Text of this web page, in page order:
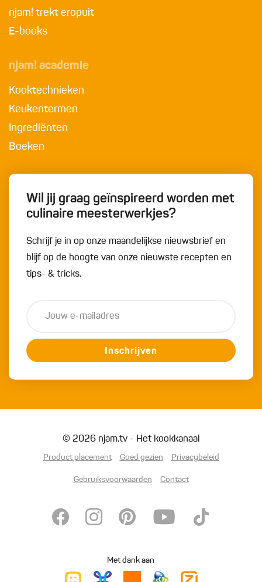
njam! trekt eropuit
E-books
njam! academie
Kooktechnieken
Keukentermen
Ingrediënten
Boeken
Wil jij graag geïnspireerd worden met
culinaire meesterwerkjes?
Schrijf je in op onze maandelijkse nieuwsbrief en
blijf op de hoogte van onze nieuwste recepten en
tips- & tricks.
Inschrijven
© 2026 njam.tv - Het kookkanaal
Product placement Goed gezien Privacybeleid
Gebruiksvoorwaarden Contact
Met dank aan